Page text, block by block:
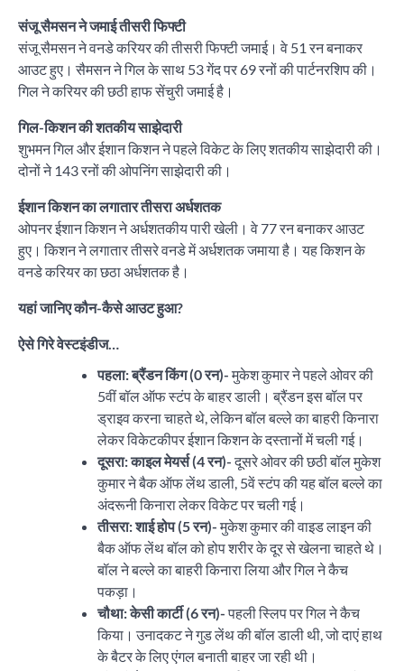
संजू सैमसन ने जमाई तीसरी फिफ्टी
संजू सैमसन ने वनडे करियर की तीसरी फिफ्टी जमाई। वे 51 रन बनाकर
आउट हुए। सैमसन ने गिल के साथ 53 गेंद पर 69 रनों की पार्टनरशिप की।
गिल ने करियर की छठी हाफ सेंचुरी जमाई है।
गिल-किशन की शतकीय साझेदारी
शुभमन गिल और ईशान किशन ने पहले विकेट के लिए शतकीय साझेदारी की।
दोनों ने 143 रनों की ओपनिंग साझेदारी की।
ईशान किशन का लगातार तीसरा अर्धशतक
ओपनर ईशान किशन ने अर्धशतकीय पारी खेली। वे 77 रन बनाकर आउट
हुए। किशन ने लगातार तीसरे वनडे में अर्धशतक जमाया है। यह किशन के
वनडे करियर का छठा अर्धशतक है।
यहां जानिए कौन-कैसे आउट हुआ?
ऐसे गिरे वेस्टइंडीज…
पहला: ब्रैंडन किंग (0 रन)-मुकेश कुमार ने पहले ओवर की
5वीं बॉल ऑफ स्टंप के बाहर डाली। ब्रैंडन इस बॉल पर
ड्राइव करना चाहते थे, लेकिन बॉल बल्ले का बाहरी किनारा
लेकर विकेटकीपर ईशान किशन के दस्तानों में चली गई।
दूसरा: काइल मेयर्स (4 रन)-दूसरे ओवर की छठी बॉल मुकेश
कुमार ने बैक ऑफ लेंथ डाली, 5वें स्टंप की यह बॉल बल्ले का
अंदरूनी किनारा लेकर विकेट पर चली गई।
तीसरा: शाई होप (5 रन)-मुकेश कुमार की वाइड लाइन की
बैक ऑफ लेंथ बॉल को होप शरीर के दूर से खेलना चाहते थे।
बॉल ने बल्ले का बाहरी किनारा लिया और गिल ने कैच
पकड़ा।
चौथा: केसी कार्टी (6 रन)-पहली स्लिप पर गिल ने कैच
किया। उनादकट ने गुड लेंथ की बॉल डाली थी, जो दाएं हाथ
के बैटर के लिए एंगल बनाती बाहर जा रही थी।